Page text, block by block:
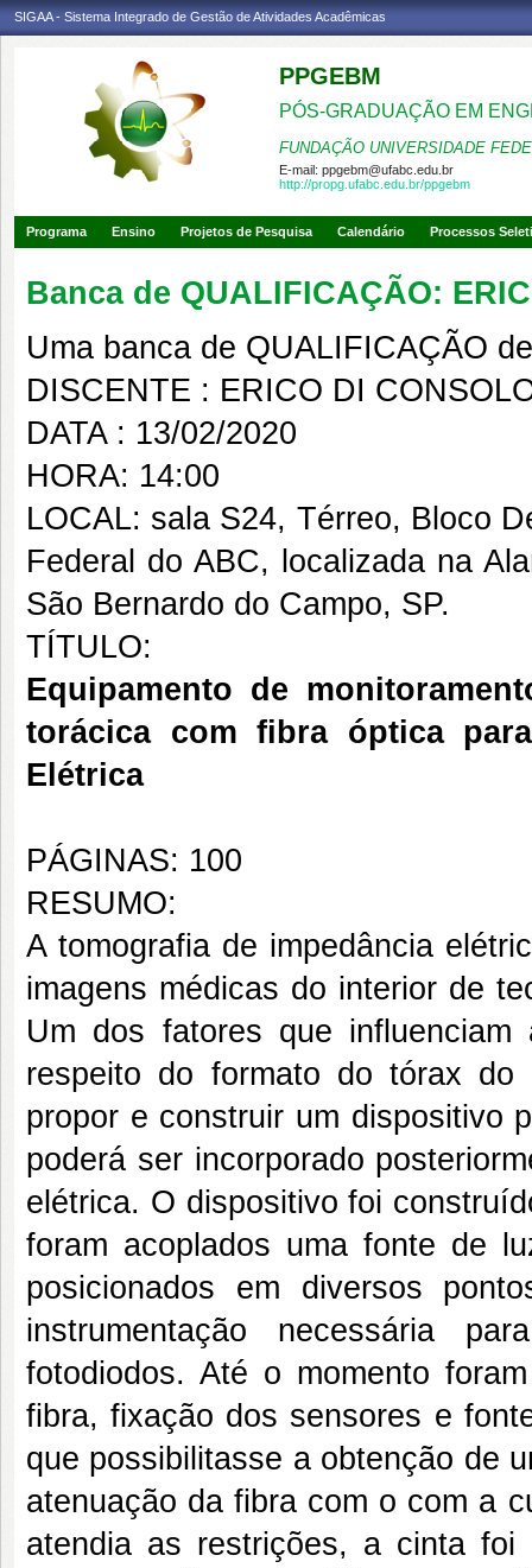
SIGAA - Sistema Integrado de Gestão de Atividades Acadêmicas
PPGEBM
PÓS-GRADUAÇÃO EM
FUNDAÇÃO UNIVERSIDADE
E-mail: ppgebm@ufabc.edu.br
http://propg.ufabc.edu.br/ppgebm
Programa Ensino Projetos de Pesquisa Calendário Processos
Banca de QUALIFICAÇÃO:
Uma banca de QUALIFICAÇÃO
DISCENTE : ERICO DI
DATA : 13/02/2020
HORA: 14:00
LOCAL: sala S24, Térreo, Bloco
Federal do ABC, localizada na
São Bernardo do Campo, SP.
TÍTULO:
Equipamento de
torácica com fibra óptica
Elétrica
PÁGINAS: 100
RESUMO:
A tomografia de impedância
imagens médicas do interior de
Um dos fatores que
respeito do formato do tórax
propor e construir um dispositivo
poderá ser incorporado
elétrica. O dispositivo foi
foram acoplados uma fonte de
posicionados em diversos
instrumentação necessária
fotodiodos. Até o momento
fibra, fixação dos sensores e
que possibilitasse a obtenção de
atenuação da fibra com o com a
atendia as restrições, a cinta foi